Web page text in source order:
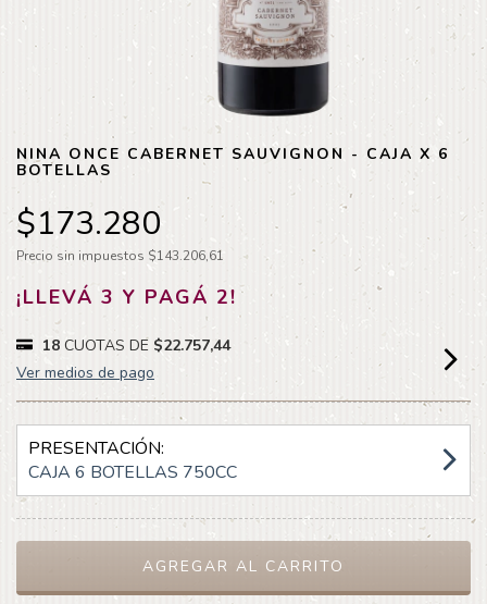
NINA ONCE CABERNET SAUVIGNON - CAJA X 6
BOTELLAS
$173.280
Precio sin impuestos $143.206,61
¡LLEVÁ 3 Y PAGÁ 2!
18 CUOTAS DE $22.757,44
Ver medios de pago
PRESENTACIÓN:
CAJA 6 BOTELLAS 750CC